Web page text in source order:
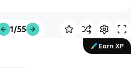
1/55
Earn XP